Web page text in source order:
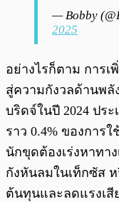
— Bobby
2025
อย่างไรก็ตาม การเ
สู่ความกังวลด้านพลั
บริดจ์ในปี 2024 ประ
ราว 0.4% ของการ
นักขุดต้องเร่งหาทา
กังหันลมในเท็กซัส
ต้นทุนและลดแรงเสี